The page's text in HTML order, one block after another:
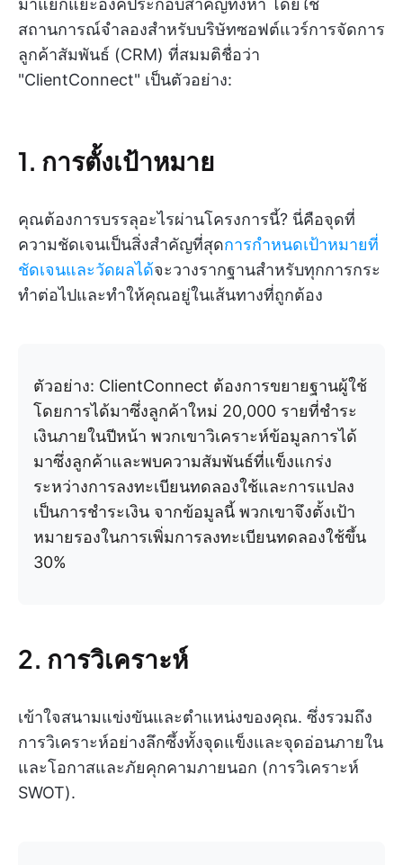
มาแยกแยะองค์ประกอบสำคัญทั้งห้า โดยใช้
สถานการณ์จำลองสำหรับบริษัทซอฟต์แวร์การจัดการ
ลูกค้าสัมพันธ์ (CRM) ที่สมมติชื่อว่า
"ClientConnect" เป็นตัวอย่าง:
1. การตั้งเป้าหมาย
คุณต้องการบรรลุอะไรผ่านโครงการนี้? นี่คือจุดที่
ความชัดเจนเป็นสิ่งสำคัญที่สุดการกำหนดเป้าหมายที่
ชัดเจนและวัดผลได้จะวางรากฐานสำหรับทุกการกระ
ทำต่อไปและทำให้คุณอยู่ในเส้นทางที่ถูกต้อง
ตัวอย่าง: ClientConnect ต้องการขยายฐานผู้ใช้
โดยการได้มาซึ่งลูกค้าใหม่ 20,000 รายที่ชำระ
เงินภายในปีหน้า พวกเขาวิเคราะห์ข้อมูลการได้
มาซึ่งลูกค้าและพบความสัมพันธ์ที่แข็งแกร่ง
ระหว่างการลงทะเบียนทดลองใช้และการแปลง
เป็นการชำระเงิน จากข้อมูลนี้ พวกเขาจึงตั้งเป้า
หมายรองในการเพิ่มการลงทะเบียนทดลองใช้ขึ้น
30%
2. การวิเคราะห์
เข้าใจสนามแข่งขันและตำแหน่งของคุณ. ซึ่งรวมถึง
การวิเคราะห์อย่างลึกซึ้งทั้งจุดแข็งและจุดอ่อนภายใน
และโอกาสและภัยคุกคามภายนอก (การวิเคราะห์
SWOT).